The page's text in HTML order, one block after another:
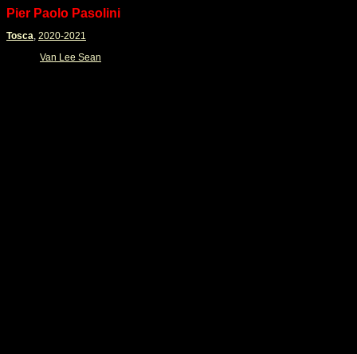
Pier Paolo Pasolini
Tosca, 2020-2021
Van Lee Sean